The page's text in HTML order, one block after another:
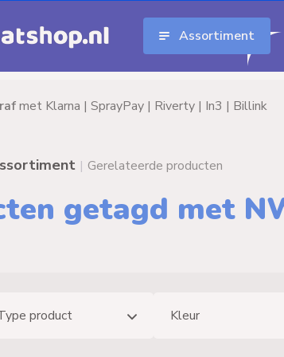
Assortiment
met Klarna | SprayPay | Riverty | In3 | Billink
| Gerelateerde producten
getagd met
product Kleur